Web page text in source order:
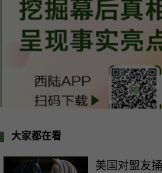
大家都在看
美国对盟友